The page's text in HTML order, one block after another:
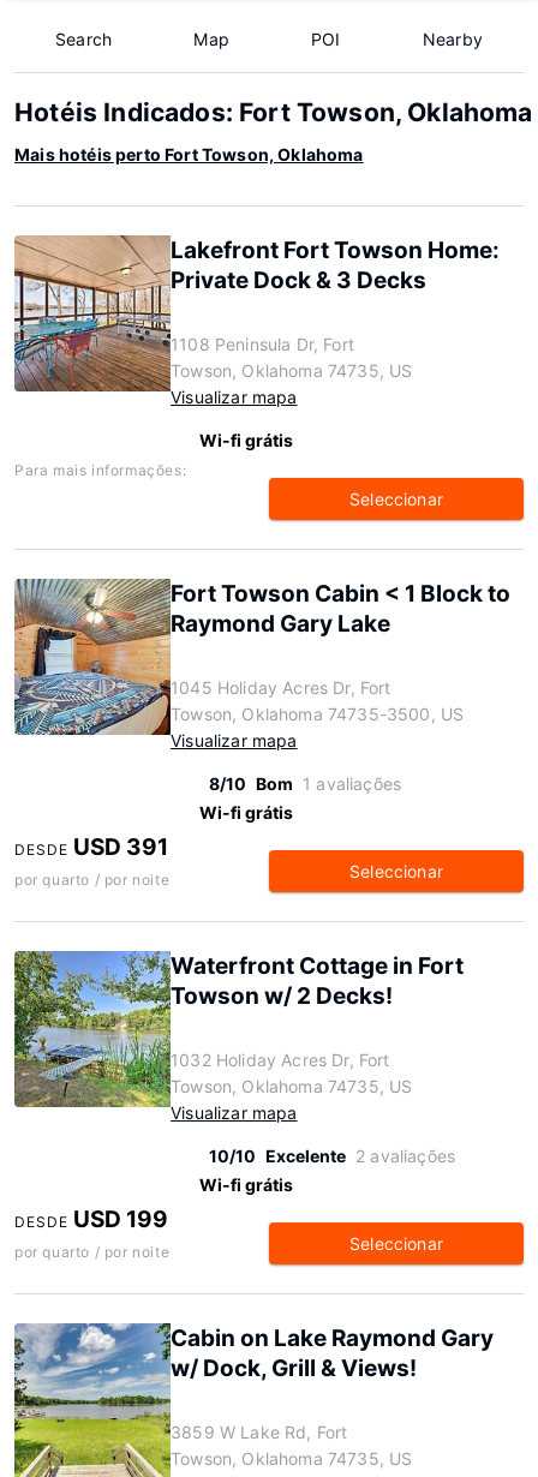
Search Map POI Nearby
Hotéis Indicados: Fort Towson, Oklahoma
Mais hotéis perto Fort Towson, Oklahoma
Lakefront Fort Towson Home:
Private Dock & 3 Decks
1108 Peninsula Dr, Fort
Towson, Oklahoma 74735, US
Visualizar mapa
Wi-fi grátis
Para mais informações:
Seleccionar
Fort Towson Cabin < 1 Block to
Raymond Gary Lake
1045 Holiday Acres Dr, Fort
Towson, Oklahoma 74735-3500, US
Visualizar mapa
8/10 Bom 1 avaliações
Wi-fi grátis
DESDE USD 391
por quarto / por noite Seleccionar
Waterfront Cottage in Fort
Towson w/ 2 Decks!
1032 Holiday Acres Dr, Fort
Towson, Oklahoma 74735, US
Visualizar mapa
10/10 Excelente 2 avaliações
Wi-fi grátis
DESDE USD 199
por quarto / por noite Seleccionar
Cabin on Lake Raymond Gary
w/ Dock, Grill & Views!
3859 W Lake Rd, Fort
Towson, Oklahoma 74735, US